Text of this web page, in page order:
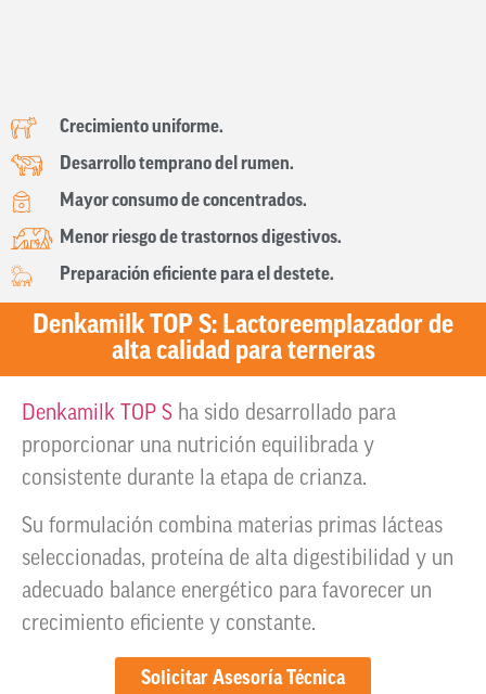
Crecimiento uniforme.
Desarrollo temprano del rumen.
Mayor consumo de concentrados.
Menor riesgo de trastornos digestivos.
Preparación eficiente para el destete.
Denkamilk TOP S: Lactoreemplazador de
alta calidad para terneras
Denkamilk TOP S ha sido desarrollado para
proporcionar una nutrición equilibrada y
consistente durante la etapa de crianza.
Su formulación combina materias primas lácteas
seleccionadas, proteína de alta digestibilidad y un
adecuado balance energético para favorecer un
crecimiento eficiente y constante.
Solicitar Asesoría Técnica